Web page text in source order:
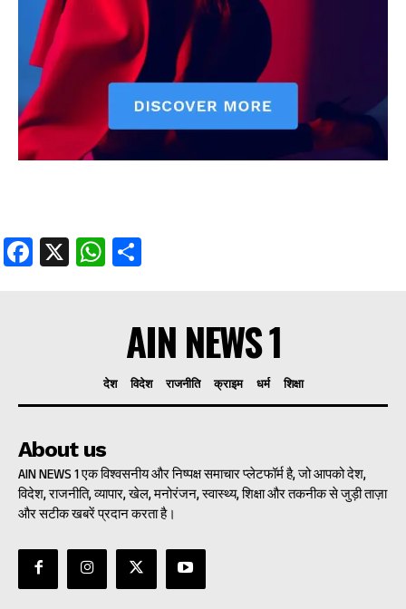
Facebook
X WhatsApp
AIN NEWS 1
देश विदेश राजनीति क्राइम धर्म शिक्षा
About us
AIN NEWS 1 एक विश्वसनीय और निष्पक्ष समाचार प्लेटफॉर्म है, जो आपको देश,
विदेश, राजनीति, व्यापार, खेल, मनोरंजन, स्वास्थ्य, शिक्षा और तकनीक से जुड़ी ताज़ा
और सटीक खबरें प्रदान करता है।